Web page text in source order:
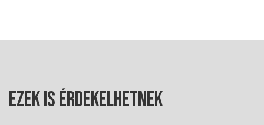
Ezek is érdekelhetnek